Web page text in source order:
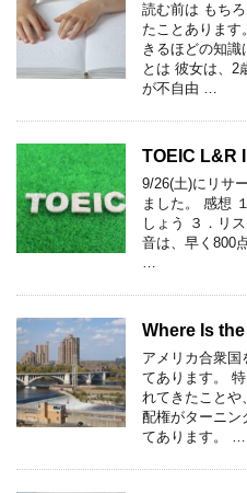
読む前は もち
たことありま
きるほどの知
とは 彼女は、2
が不自由 …
TOEIC L&R
9/26(土)にリサ
ました。 感想
しょう ３．リ
音は、早く800
…
Where Is
アメリカ合衆国
てあります。
れてきたことや
配権がターニン
てあります。 …